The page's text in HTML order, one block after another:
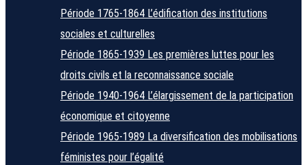
Période 1765-1864 L’édification des institutions
sociales et culturelles
Période 1865-1939 Les premières luttes pour les
droits civils et la reconnaissance sociale
Période 1940-1964 L’élargissement de la participation
économique et citoyenne
Période 1965-1989 La diversification des mobilisations
féministes pour l’égalité